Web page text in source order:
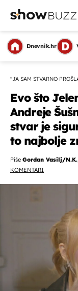
Dnevnik.hr
"JA SAM STVARNO
Evo što
Andreje
stvar je
to najbolje
Piše Gordan Vasilj/N.K.,
KOMENTARI